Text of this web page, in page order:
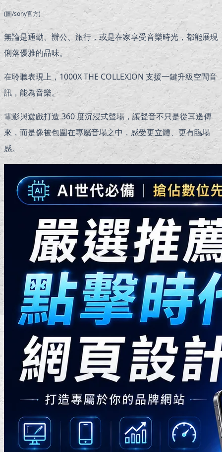
(圖/sony官方)
無論是通勤、辦公、旅行，或是在家享受音樂時光，都能展現
俐落優雅的品味。
在聆聽表現上，1000X THE COLLEXION 支援一鍵升級空間音
訊，能為音樂。
電影與遊戲打造 360 度沉浸式聲場，讓聲音不只是從耳邊傳
來，而是像被包圍在專屬音場之中，感受更立體、更有臨場
感。